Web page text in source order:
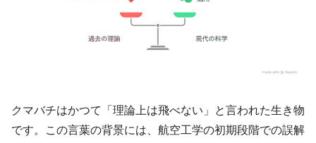
クマバチはかつて「理論上は飛べない」と言われた生き物
です。この言葉の背景には、航空工学の初期段階での誤解